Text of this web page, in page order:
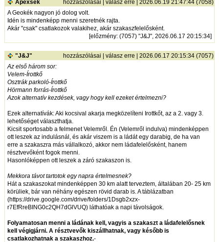
Apexsek hozzászólásai |válasz erre | 2026.06.19 21:47:44 (7058)
A Geokék nagyon jó dolog volt.
Idén is mindenképp menni szeretnék rajta.
Akár "csak" csatlakozok valakihez, akár szakaszfelelősként.
[előzmény: (7057) "J&J", 2026.06.17 20:15:34]
"J&J" hozzászólásai |válasz erre | 2026.06.17 20:15:34 (7057)
Az első három sor:
Velem-Írottkő
Osztrák parkoló-Írottkő
Hörmann forrás-Írottkő
Azok alternatív kezdések, vagy hogy kell ezeket értelmezni?
Ezek alternatívák: Aki kocsival akarja megközelíteni Irottkőt, az a 2. vagy 3.
lehetőséget választhatja.
Kicsit sportosabb a felmenet Velemről. Én (Velemről indulva) mindenképpen
ott leszek az indulásnál, és akár viszem is a ládát egy darabig, de ha van
erre a szakaszra más vállalkozó, akkor nem ládafelelősként, hanem
résztvevőként fogok menni.
Hasonlóképpen ott leszek a záró szakaszon is.
Mekkora távot tartotok egy napra értelmesnek?
Hát a szakaszokat mindenképpen 30 km alatt terveztem, általában 20- 25 km
körüliek, bár van néhány egészen rövid darab is. A táblázatban
(https://drive.google.com/drive/folders/1Dsgb2xzx-
r7EfRreBING0c2QH7dGlVUQ) láthatóak a napi távolságok.
Folyamatosan menni a ládának kell, vagyis a szakaszt a ládafelelősnek
kell végigjárni. A résztvevők kiszállhatnak, vagy később is
csatlakozhatnak a szakaszhoz.-